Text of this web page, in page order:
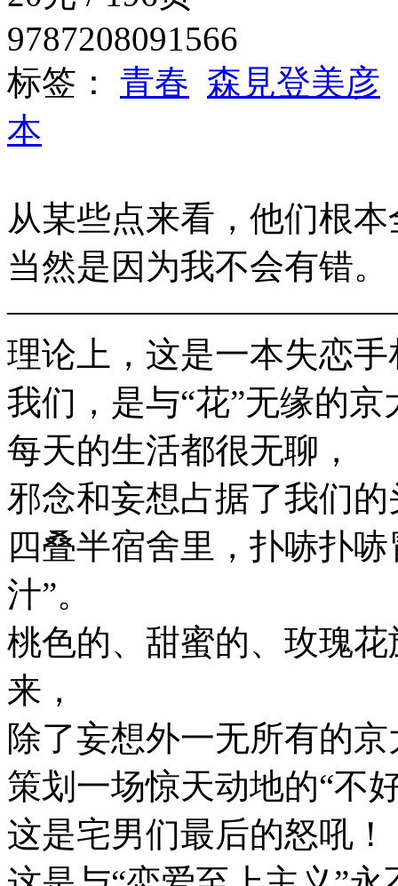
9787208091566
标签： 青春 森見登美彦
本
从某些点来看，他们根
当然是因为我不会有错。
理论上，这是一本失恋手
我们，是与“花”无缘的京
每天的生活都很无聊，
邪念和妄想占据了我们的
四叠半宿舍里，扑哧扑
汁”。
桃色的、甜蜜的、玫瑰
来，
除了妄想外一无所有的
策划一场惊天动地的“不
这是宅男们最后的怒吼！